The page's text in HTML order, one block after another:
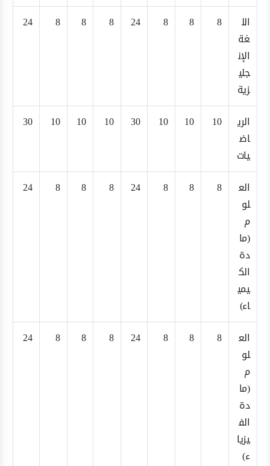
الل
غة
الإن
جلي
زية
8
8
8
24
8
8
8
24
الري
اض
يات
10
10
10
30
10
10
10
30
الع
لو
م
(ما
دة
الك
يمي
اء)
8
8
8
24
8
8
8
24
الع
لو
م
(ما
دة
الف
يزيا
ء)
8
8
8
24
8
8
8
24